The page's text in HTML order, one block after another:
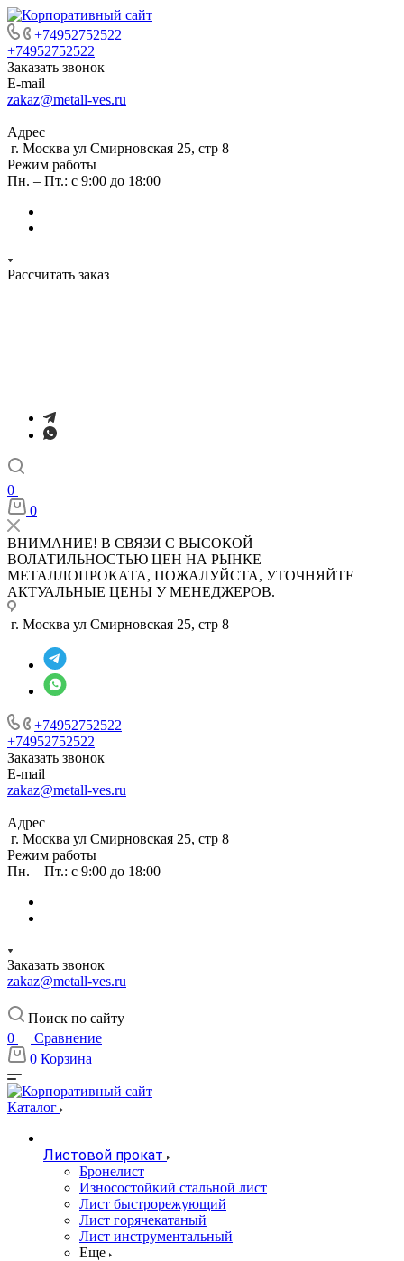
+74952752522
+74952752522
Заказать звонок
E-mail
zakaz@metall-ves.ru
Адрес
г. Москва ул Смирновская 25, стр 8
Режим работы
Пн. – Пт.: с 9:00 до 18:00
Рассчитать заказ
0
0
ВНИМАНИЕ! В СВЯЗИ С ВЫСОКОЙ
ВОЛАТИЛЬНОСТЬЮ ЦЕН НА РЫНКЕ
МЕТАЛЛОПРОКАТА, ПОЖАЛУЙСТА, УТОЧНЯЙТЕ
АКТУАЛЬНЫЕ ЦЕНЫ У МЕНЕДЖЕРОВ.
г. Москва ул Смирновская 25, стр 8
+74952752522
+74952752522
Заказать звонок
E-mail
zakaz@metall-ves.ru
Адрес
г. Москва ул Смирновская 25, стр 8
Режим работы
Пн. – Пт.: с 9:00 до 18:00
Заказать звонок
zakaz@metall-ves.ru
Поиск по сайту
0
Сравнение
0 Корзина
Каталог
Листовой прокат
Бронелист
Износостойкий стальной лист
Лист быстрорежующий
Лист горячекатаный
Лист инструментальный
Еще